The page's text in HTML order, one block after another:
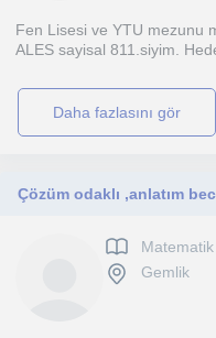
Fen Lisesi ve YTU mezunu
ALES sayisal 811.siyim.
daha fazlasını gör
Matematik
Gemlik